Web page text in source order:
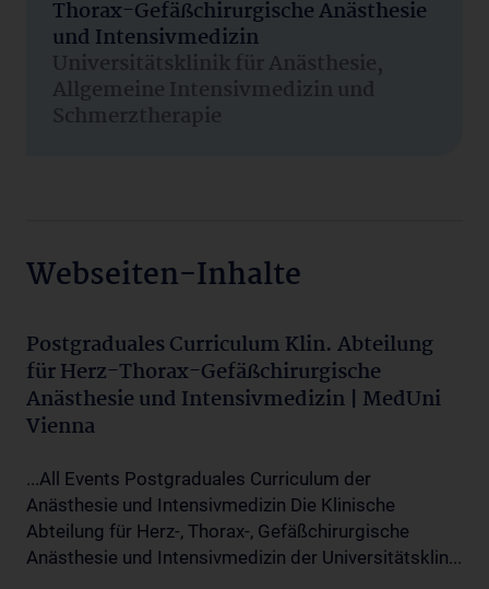
Thorax-Gefäßchirurgische Anästhesie
und Intensivmedizin
Universitätsklinik für Anästhesie,
Allgemeine Intensivmedizin und
Schmerztherapie
Webseiten-Inhalte
Postgraduales Curriculum Klin. Abteilung
für Herz-Thorax-Gefäßchirurgische
Anästhesie und Intensivmedizin | MedUni
Vienna
...All Events Postgraduales Curriculum der
Anästhesie und Intensivmedizin Die Klinische
Abteilung für Herz-, Thorax-, Gefäßchirurgische
Anästhesie und Intensivmedizin der Universitätsklin...